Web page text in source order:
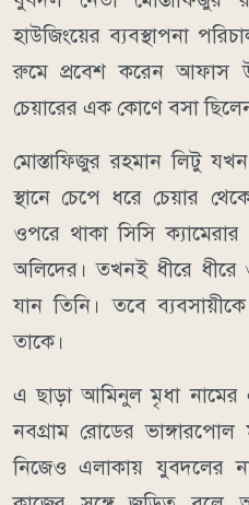
হাউজিংয়ের ব্যবস্থাপনা
রুমে প্রবেশ করেন আফাস
চেয়ারের এক কোণে বসা
মোস্তাফিজুর রহমান লিটু
স্থানে চেপে ধরে চেয়ার
ওপরে থাকা সিসি
অলিদের। তখনই ধীরে ধীরে
যান তিনি। তবে
তাকে।
এ ছাড়া আমিনুল মৃধা
নবগ্রাম রোডের ভাঙ্গারপোল
নিজেও এলাকায় যুবদলের